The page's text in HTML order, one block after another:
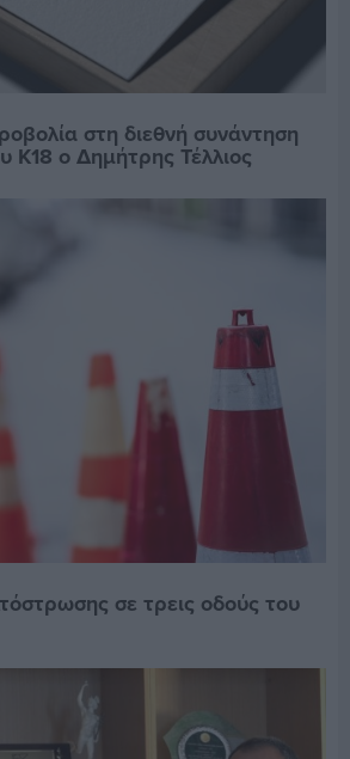
στη διεθνή συνάντηση
Κ18 ο Δημήτρης Τέλλιος
σε τρεις οδούς του